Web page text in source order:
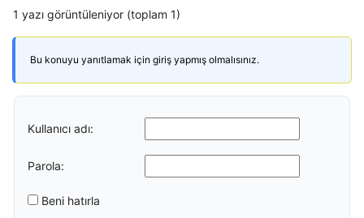
1 yazı görüntüleniyor (toplam 1)
Bu konuyu yanıtlamak için giriş yapmış olmalısınız.
Kullanıcı adı:
Parola:
Beni hatırla